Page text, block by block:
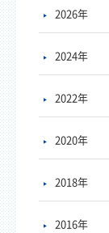
2026年
2024年
2022年
2020年
2018年
2016年